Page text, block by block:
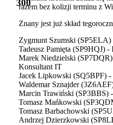
razem bez kolizji terminu z
Znany jest już skład
Zygmunt Szumski
Tadeusz Pamięta (SP9HQJ)
Marek Niedzielski
Konsultant IT
Jacek Lipkowski (SQ5BPF)
Waldemar Sznajder
Marcin Trawiński (SP3BBS)
Tomasz Mańkowski
Tomasz Barbachowski
Andrzej Dzierzkowski